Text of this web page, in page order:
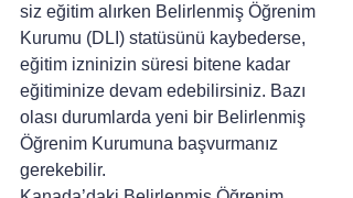
siz eğitim alırken Belirlenmiş Öğrenim
Kurumu (DLI) statüsünü kaybederse,
eğitim izninizin süresi bitene kadar
eğitiminize devam edebilirsiniz. Bazı
olası durumlarda yeni bir Belirlenmiş
Öğrenim Kurumuna başvurmanız
gerekebilir.